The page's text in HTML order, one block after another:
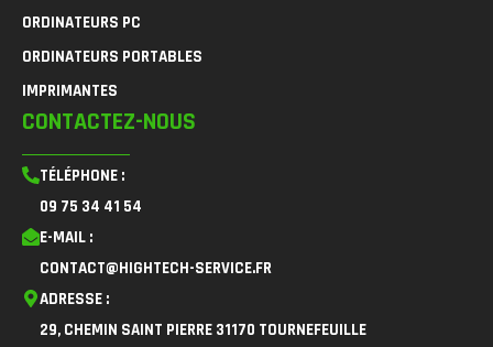
ORDINATEURS PC
ORDINATEURS PORTABLES
IMPRIMANTES
CONTACTEZ-NOUS
TÉLÉPHONE :
09 75 34 41 54
E-MAIL :
CONTACT@HIGHTECH-SERVICE.FR
ADRESSE :
29, CHEMIN SAINT PIERRE 31170 TOURNEFEUILLE